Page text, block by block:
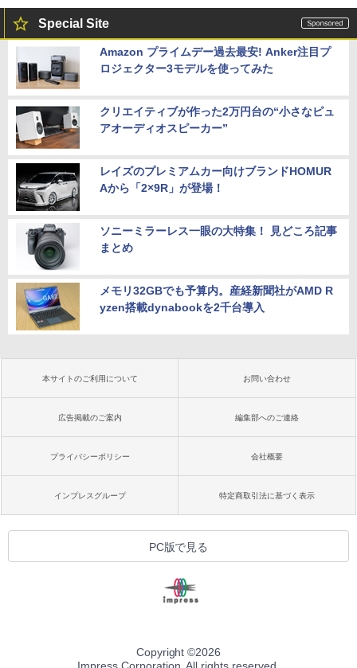
Special Site
Amazon プライムデー過去最安! Anker注目プ
ロジェクター3モデルを使ってみた
クリエイティブが作った2万円台の“小さなピュ
アオーディオスピーカー”
レイズのプレミアムカー向けブランドHOMUR
Aから「2×9R」が登場！
ソニーミラーレス一眼の大特集！ 見どころ記事
まとめ
メモリ32GBでも予算内。産経新聞社がAMD R
yzen搭載dynabookを2千台導入
本サイトのご利用について お問い合わせ
広告掲載のご案内 編集部へのご連絡
プライバシーポリシー 会社概要
インプレスグループ 特定商取引法に基づく表示
PC版で見る
Copyright ©2026
Impress Corporation. All rights reserved.